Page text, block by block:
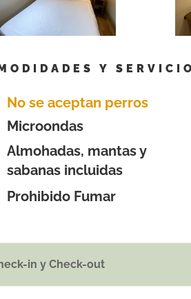
Y
No se aceptan perros
Microondas
Almohadas, mantas y
sabanas incluidas
Prohibido Fumar
in y Check-out